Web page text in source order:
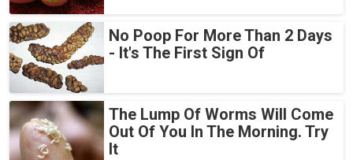
No Poop For More Than 2 Days
- It's The First Sign Of
The Lump Of Worms Will Come
Out Of You In The Morning. Try
It